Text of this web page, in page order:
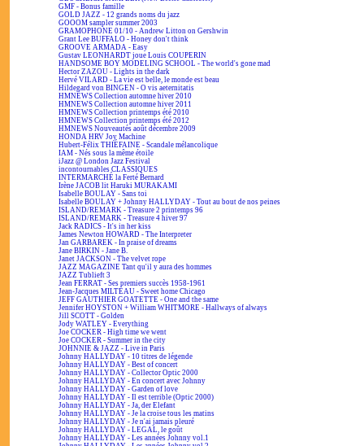
GMF - Bonus famille
GOLD JAZZ - 12 grands noms du jazz
GOOOM sampler summer 2003
GRAMOPHONE 01/10 - Andrew Litton on Gershwin
Grant Lee BUFFALO - Honey don't think
GROOVE ARMADA - Easy
Gustav LEONHARDT joue Louis COUPERIN
HANDSOME BOY MODELING SCHOOL - The world's gone mad
Hector ZAZOU - Lights in the dark
Hervé VILARD - La vie est belle, le monde est beau
Hildegard von BINGEN - O vis aeternitatis
HMNEWS Collection automne hiver 2010
HMNEWS Collection automne hiver 2011
HMNEWS Collection printemps été 2010
HMNEWS Collection printemps été 2012
HMNEWS Nouveautés août décembre 2009
HONDA HRV Joy Machine
Hubert-Félix THIÉFAINE - Scandale mélancolique
IAM - Nés sous la même étoile
iJazz @ London Jazz Festival
incontournables CLASSIQUES
INTERMARCHÉ la Ferté Bernard
Irène JACOB lit Haruki MURAKAMI
Isabelle BOULAY - Sans toi
Isabelle BOULAY + Johnny HALLYDAY - Tout au bout de nos peines
ISLAND/REMARK - Treasure 2 printemps 96
ISLAND/REMARK - Treasure 4 hiver 97
Jack RADICS - It's in her kiss
James Newton HOWARD - The Interpreter
Jan GARBAREK - In praise of dreams
Jane BIRKIN - Jane B.
Janet JACKSON - The velvet rope
JAZZ MAGAZINE Tant qu'il y aura des hommes
JAZZ Tublieft 3
Jean FERRAT - Ses premiers succès 1958-1961
Jean-Jacques MILTEAU - Sweet home Chicago
JEFF GAUTHIER GOATETTE - One and the same
Jennifer HOYSTON + William WHITMORE - Hallways of always
Jill SCOTT - Golden
Jody WATLEY - Everything
Joe COCKER - High time we went
Joe COCKER - Summer in the city
JOHNNIE & JAZZ - Live in Paris
Johnny HALLYDAY - 10 titres de légende
Johnny HALLYDAY - Best of concert
Johnny HALLYDAY - Collector Optic 2000
Johnny HALLYDAY - En concert avec Johnny
Johnny HALLYDAY - Garden of love
Johnny HALLYDAY - Il est terrible (Optic 2000)
Johnny HALLYDAY - Ja, der Elefant
Johnny HALLYDAY - Je la croise tous les matins
Johnny HALLYDAY - Je n'ai jamais pleuré
Johnny HALLYDAY - LEGAL, le goût
Johnny HALLYDAY - Les années Johnny vol.1